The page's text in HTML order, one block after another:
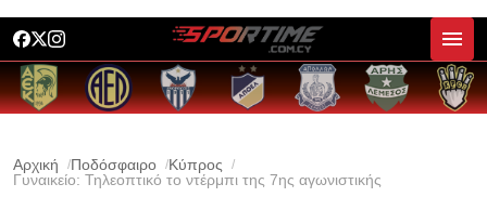
Αρχική Ποδόσφαιρο
Κύπρος
Γυναικείο: Τηλεοπτικό το ντέρμπι της 7ης αγωνιστικής